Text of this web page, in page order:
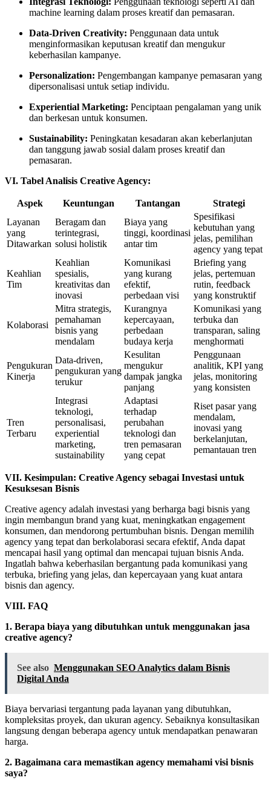
machine learning dalam proses kreatif dan pemasaran.
Data-Driven Creativity: Penggunaan data untuk
menginformasikan keputusan kreatif dan mengukur
keberhasilan kampanye.
Personalization: Pengembangan kampanye pemasaran yang
dipersonalisasi untuk setiap individu.
Experiential Marketing: Penciptaan pengalaman yang unik
dan berkesan untuk konsumen.
Sustainability: Peningkatan kesadaran akan keberlanjutan
dan tanggung jawab sosial dalam proses kreatif dan
pemasaran.
VI. Tabel Analisis Creative Agency:
Aspek Keuntungan Tantangan
Strategi
Layanan
yang
Ditawarkan
Beragam dan
terintegrasi,
solusi holistik
Biaya yang
tinggi, koordinasi
antar tim
Spesifikasi
kebutuhan yang
jelas, pemilihan
agency yang tepat
Keahlian
Tim
Keahlian
spesialis,
kreativitas dan
inovasi
Komunikasi
yang kurang
efektif,
perbedaan visi
Briefing yang
jelas, pertemuan
rutin, feedback
yang konstruktif
Kolaborasi
Mitra strategis,
pemahaman
bisnis yang
mendalam
Kurangnya
kepercayaan,
perbedaan
budaya kerja
Komunikasi yang
terbuka dan
transparan, saling
menghormati
Pengukuran
Kinerja
Data-driven,
pengukuran yang
terukur
Kesulitan
mengukur
dampak jangka
panjang
Penggunaan
analitik, KPI yang
jelas, monitoring
yang konsisten
Tren
Terbaru
Integrasi
teknologi,
personalisasi,
experiential
marketing,
sustainability
Adaptasi
terhadap
perubahan
teknologi dan
tren pemasaran
yang cepat
Riset pasar yang
mendalam,
inovasi yang
berkelanjutan,
pemantauan tren
VII. Kesimpulan: Creative Agency sebagai Investasi untuk
Kesuksesan Bisnis
Creative agency adalah investasi yang berharga bagi bisnis yang
ingin membangun brand yang kuat, meningkatkan engagement
konsumen, dan mendorong pertumbuhan bisnis. Dengan memilih
agency yang tepat dan berkolaborasi secara efektif, Anda dapat
mencapai hasil yang optimal dan mencapai tujuan bisnis Anda.
Ingatlah bahwa keberhasilan bergantung pada komunikasi yang
terbuka, briefing yang jelas, dan kepercayaan yang kuat antara
bisnis dan agency.
VIII. FAQ
1. Berapa biaya yang dibutuhkan untuk menggunakan jasa
creative agency?
See also Menggunakan SEO Analytics dalam Bisnis
Digital Anda
Biaya bervariasi tergantung pada layanan yang dibutuhkan,
kompleksitas proyek, dan ukuran agency. Sebaiknya konsultasikan
langsung dengan beberapa agency untuk mendapatkan penawaran
harga.
2. Bagaimana cara memastikan agency memahami visi bisnis
saya?